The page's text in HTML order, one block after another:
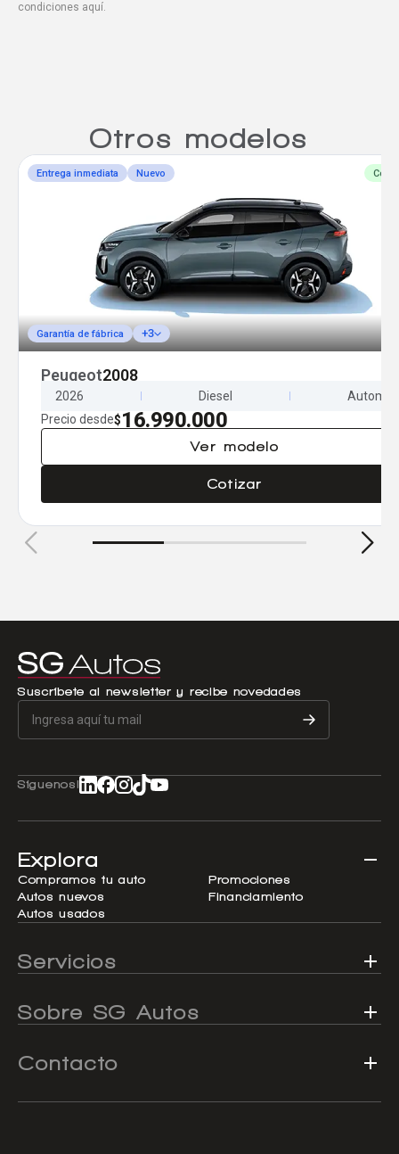
condiciones aquí.
Otros modelos
Entrega inmediata Nuevo
Garantía de fábrica +3
Peugeot2008
2026 Diesel
Precio desde$16.990.000
Ver modelo
Cotizar
Suscríbete al newsletter y recibe novedades
Síguenos!
Explora
Compramos tu auto
Autos nuevos
Autos usados
Promociones
Financiamiento
Servicios
Sobre SG Autos
Contacto